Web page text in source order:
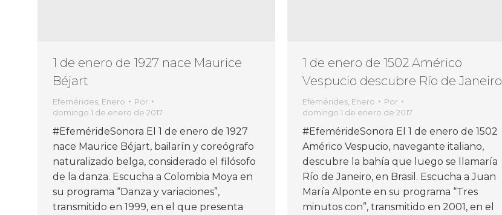
1 de enero de 1927 nace Maurice
Béjart
Efemérides Enero
Por
domingo 1 de enero de 2017
#EfemérideSonora El 1 de enero de 1927
nace Maurice Béjart, bailarín y coreógrafo
naturalizado belga, considerado el filósofo
de la danza. Escucha a Colombia Moya en
su programa “Danza y variaciones”,
transmitido en 1999, en el que presenta
1 de enero de 1502 Américo
Vespucio descubre Río de Janeiro
Efemérides Enero
Por
domingo 1 de enero de 2017
#EfemérideSonora El 1 de enero de 1502
Américo Vespucio, navegante italiano,
descubre la bahía que luego se llamaría
Río de Janeiro, en Brasil. Escucha a Juan
María Alponte en su programa “Tres
minutos con”, transmitido en 2001, en el